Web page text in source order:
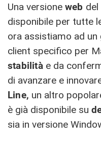
Una versione web
disponibile per tutte
ora assistiamo ad un
client specifico per
stabilitàe da
di avanzare e
Line, un altro
è già disponibile su
sia in versione